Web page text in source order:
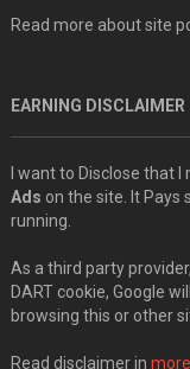
Read more about site
EARNING DISCLAIMER
I want to Disclose that
Ads on the site. It Pays
running.
As a third party
DART cookie, Google
browsing this or other
Read disclaimer in